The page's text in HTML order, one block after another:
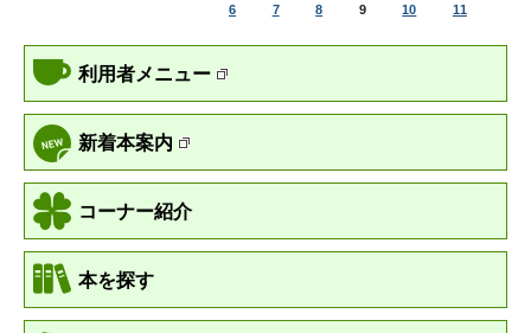
利用者メニュー
新着本案内
コーナー紹介
本を探す
6 7 8 9 10 11